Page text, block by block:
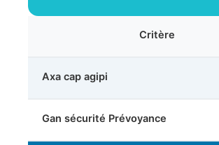
Critère
Axa cap agipi
Gan sécurité Prévoyance